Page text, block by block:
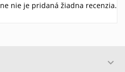
nie je pridaná žiadna recenzia.
